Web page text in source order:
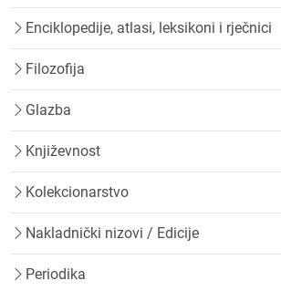
Enciklopedije, atlasi, leksikoni i rječnici
Filozofija
Glazba
Književnost
Kolekcionarstvo
Nakladnički nizovi / Edicije
Periodika